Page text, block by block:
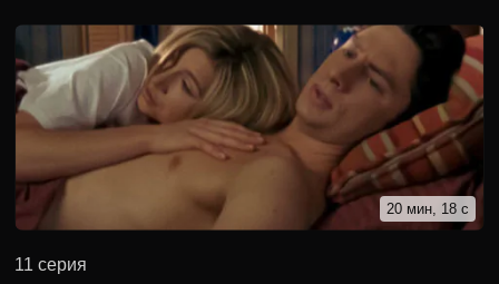
20 мин, 18 с
11 серия